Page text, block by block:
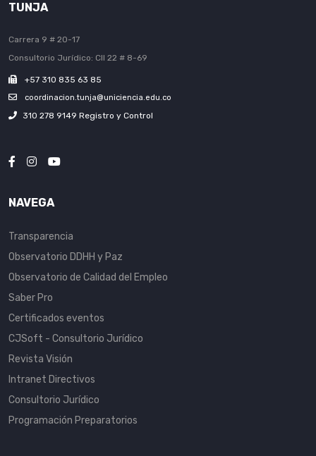
TUNJA
Carrera 9 # 20-17
Consultorio Jurídico: Cll 22 # 8-69
+57 310 835 63 85
coordinacion.tunja@uniciencia.edu.co
310 278 9149 Registro y Control
NAVEGA
Transparencia
Observatorio DDHH y Paz
Observatorio de Calidad del Empleo
Saber Pro
Certificados eventos
CJSoft - Consultorio Jurídico
Revista Visión
Intranet Directivos
Consultorio Jurídico
Programación Preparatorios